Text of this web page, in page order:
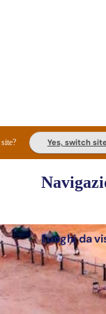
site? Yes, switch
Luoghi da
I